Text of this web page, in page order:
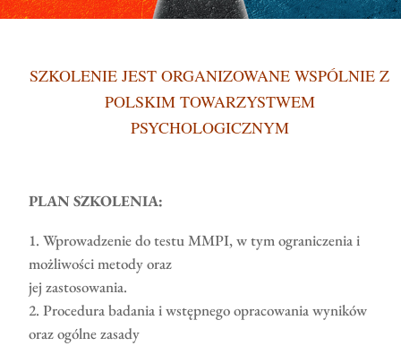
SZKOLENIE JEST ORGANIZOWANE WSPÓLNIE Z
POLSKIM TOWARZYSTWEM
PSYCHOLOGICZNYM
PLAN SZKOLENIA:
Wprowadzenie do testu MMPI, w tym ograniczenia i
możliwości metody oraz
jej zastosowania.
2. Procedura badania i wstępnego opracowania wyników
oraz ogólne zasady